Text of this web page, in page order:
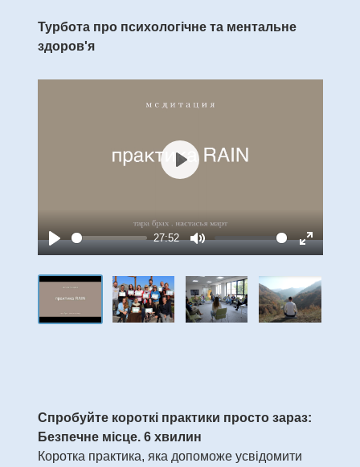
Турбота про психологічне та ментальне
здоров'я
Play
27:52
Mute
Enter
Play
Спробуйте короткі практики просто зараз:
Безпечне місце. 6 хвилин
Коротка практика, яка допоможе усвідомити